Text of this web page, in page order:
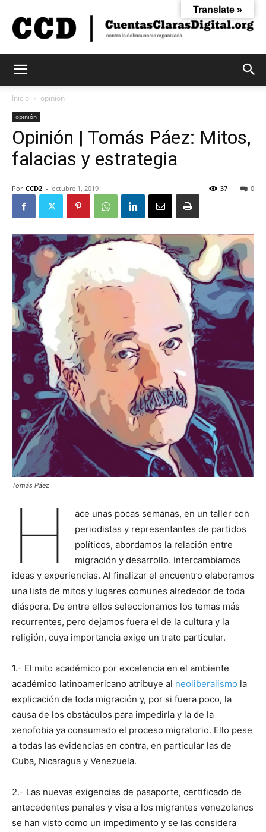
Claras
Inicio opinión
opinión
Opinión | Tomás Páez: Mitos,
falacias y estrategia
Por CCD2 - octubre 1, 2019 0
37
Tomás Páez
H
ace unas pocas semanas, en un taller con
periodistas y representantes de partidos
políticos, abordamos la relación entre
migración y desarrollo. Intercambiamos
ideas y experiencias. Al finalizar el encuentro elaboramos
una lista de mitos y lugares comunes alrededor de toda
diáspora. De entre ellos seleccionamos los temas más
recurrentes, pero dejamos fuera el de la cultura y la
religión, cuya importancia exige un trato particular.
1.- El mito académico por excelencia en el ambiente
académico latinoamericano atribuye al neoliberalismo la
explicación de toda migración y, por si fuera poco, la
causa de los obstáculos para impedirla y la de la
xenofobia ya consumado el proceso migratorio. Ello pese
a todas las evidencias en contra, en particular las de
Cuba, Nicaragua y Venezuela.
2.- Las nuevas exigencias de pasaporte, certificado de
antecedentes penales y visa a los migrantes venezolanos
se han visto como un impedimento y se las considera
Translate »